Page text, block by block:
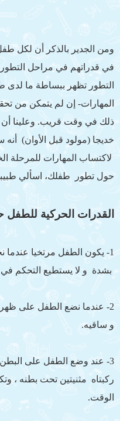
ومن الجدير بالذكر أن لكل
في قدراتهم في مراحل التطور
التطور تظهر ببساطة ما
المهارات- إن لم يتمكن من
ذلك في وقت قريب. وعلينا أن
خديجا (مولود قبل الأوان) أنه
لاكتساب المهارات للمرحلة
حول تطور طفلك، اسألي
القدرات الحركية للطفل
1- يكون الطفل مرتخيا عندما
بشدة و لا يستطيع التحكم
2- عندما نضع الطفل على
و ساقيه.
3- عند وضع الطفل على البطن
ركبتاه مثنيتين تحت بطنه ،
الوقت.